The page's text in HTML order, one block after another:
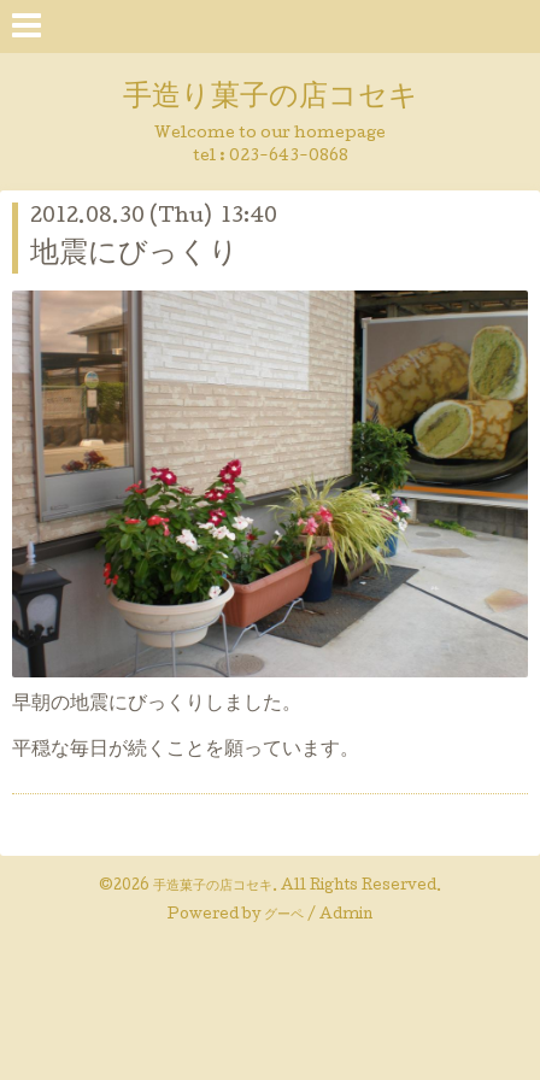
手造り菓子の店コセキ
Welcome to our homepage
tel : 023-643-0868
2012.08.30 (Thu) 13:40
地震にびっくり
早朝の地震にびっくりしました。
平穏な毎日が続くことを願っています。
©2026 手造菓子の店コセキ. All Rights Reserved.
Powered by グーペ / Admin